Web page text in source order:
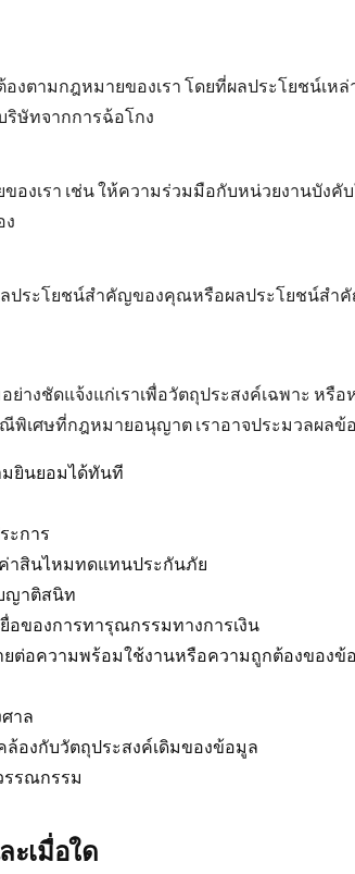
งตามกฎหมายของเรา โดยที่ผลประโยชน์
ริษัทจากการฉ้อโกง
งเรา เช่น ให้ความร่วมมือกับหน่วยงานบัง
ระโยชน์สำคัญของคุณหรือผลประโยชน์สำ
างชัดแจ้งแก่เราเพื่อวัตถุประสงค์เฉพาะ ห
เศษที่กฎหมายอนุญาต เราอาจประมวลผล
ยินยอมได้ทันที
ะการ
ค่าสินไหมทดแทนประกันภัย
ญาติสนิท
อของการทารุณกรรมทางการเงิน
ต่อความพร้อมใช้งานหรือความถูกต้องของข้
าล
ล้องกับวัตถุประสงค์เดิมของข้อมูล
รรณกรรม
เมื่อใด